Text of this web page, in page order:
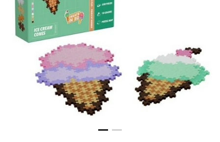
Kids